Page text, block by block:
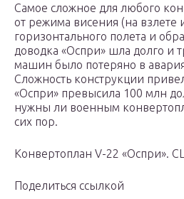
Самое сложное для любого
от режима висения (на взлете
горизонтального полета и
доводка «Оспри» шла долго и
машин было потеряно в
Сложность конструкции
«Оспри» превысила 100 млн
нужны ли военным
сих пор.
Конвертоплан V-22 «Оспри».
Поделиться ссылкой